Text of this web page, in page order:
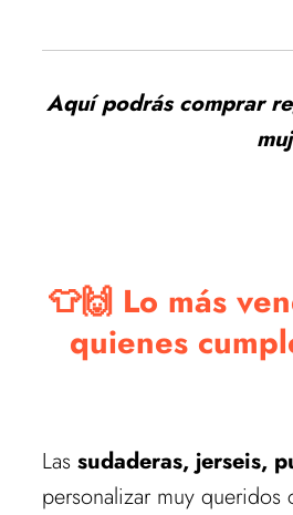
Aquí podrás comprar
👕🙌 Lo más
quienes
Las sudaderas, jerseis,
personalizar muy